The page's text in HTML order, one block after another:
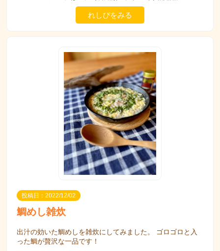
れしぴをみる
投稿日：2022/12/02
鯛めし雑炊
出汁の効いた鯛めしを雑炊にしてみました。 ゴロゴロと入
った鯛が贅沢な一品です！